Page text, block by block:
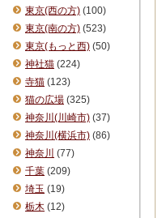
東京(西の方) (100)
東京(南の方) (523)
東京(もっと西) (50)
神社猫 (224)
寺猫 (123)
猫の広場 (325)
神奈川(川崎市) (37)
神奈川(横浜市) (86)
神奈川 (77)
千葉 (209)
埼玉 (19)
栃木 (12)